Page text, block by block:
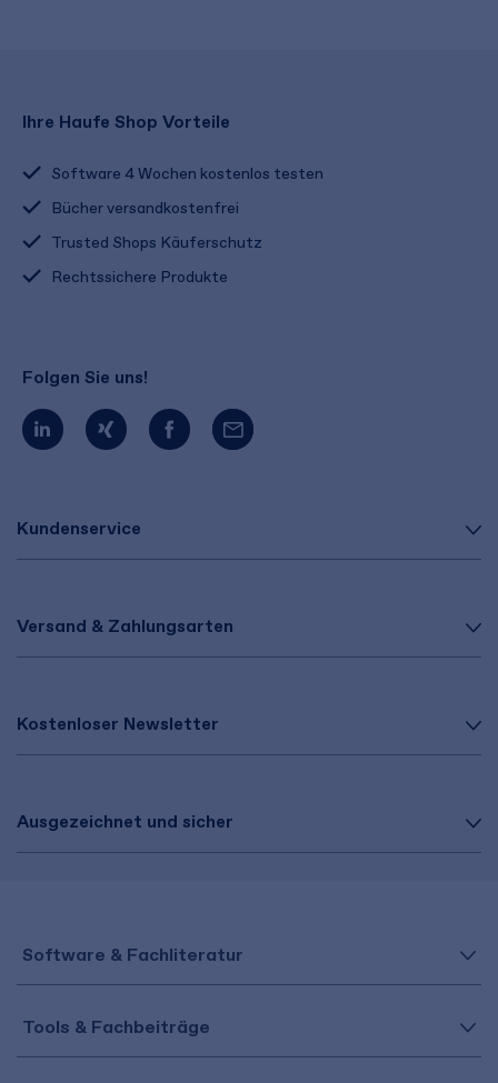
Kundenservice
Versand & Zahlungsarten
Kostenloser Newsletter
Ausgezeichnet und sicher
Ihre Haufe Shop Vorteile
Software 4 Wochen kostenlos testen
Bücher versandkostenfrei
Trusted Shops Käuferschutz
Rechtssichere Produkte
Folgen Sie uns!
Software & Fachliteratur
Tools & Fachbeiträge